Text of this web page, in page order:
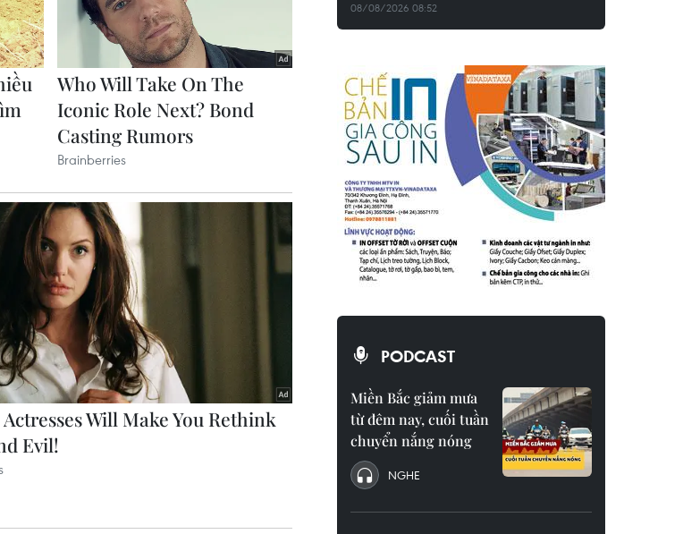
08/08/2026 08:52
PODCAST
Miền Bắc giảm mưa
từ đêm nay, cuối tuần
chuyển nắng nóng
NGHE